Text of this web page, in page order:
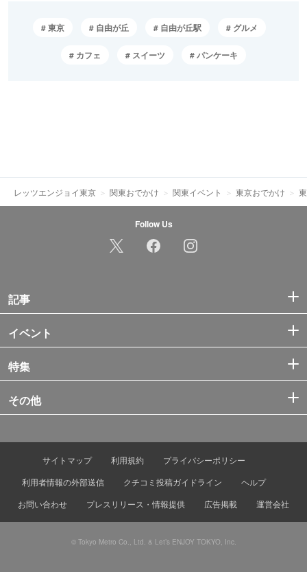
東京 自由が丘 自由が丘駅 グルメ
カフェ スイーツ パンケーキ
レッツエンジョイ東京 関東おでかけ 関東イベント 東京おでかけ
Follow Us
記事
イベント
特集
その他
サイトマップ 利用規約
プライバシーポリシー
利用者情報の外部送信
クチコミ投稿ガイドライン
ヘルプ
お問い合わせ
プレスリリース・情報提供 広告掲載 運営会社
© Tokyo Metro Co., Ltd. & Let’s ENJOY TOKYO, Inc.